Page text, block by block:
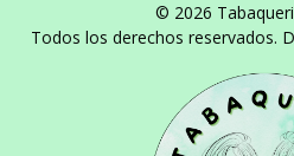
© 2026
Todos los derechos reservados.